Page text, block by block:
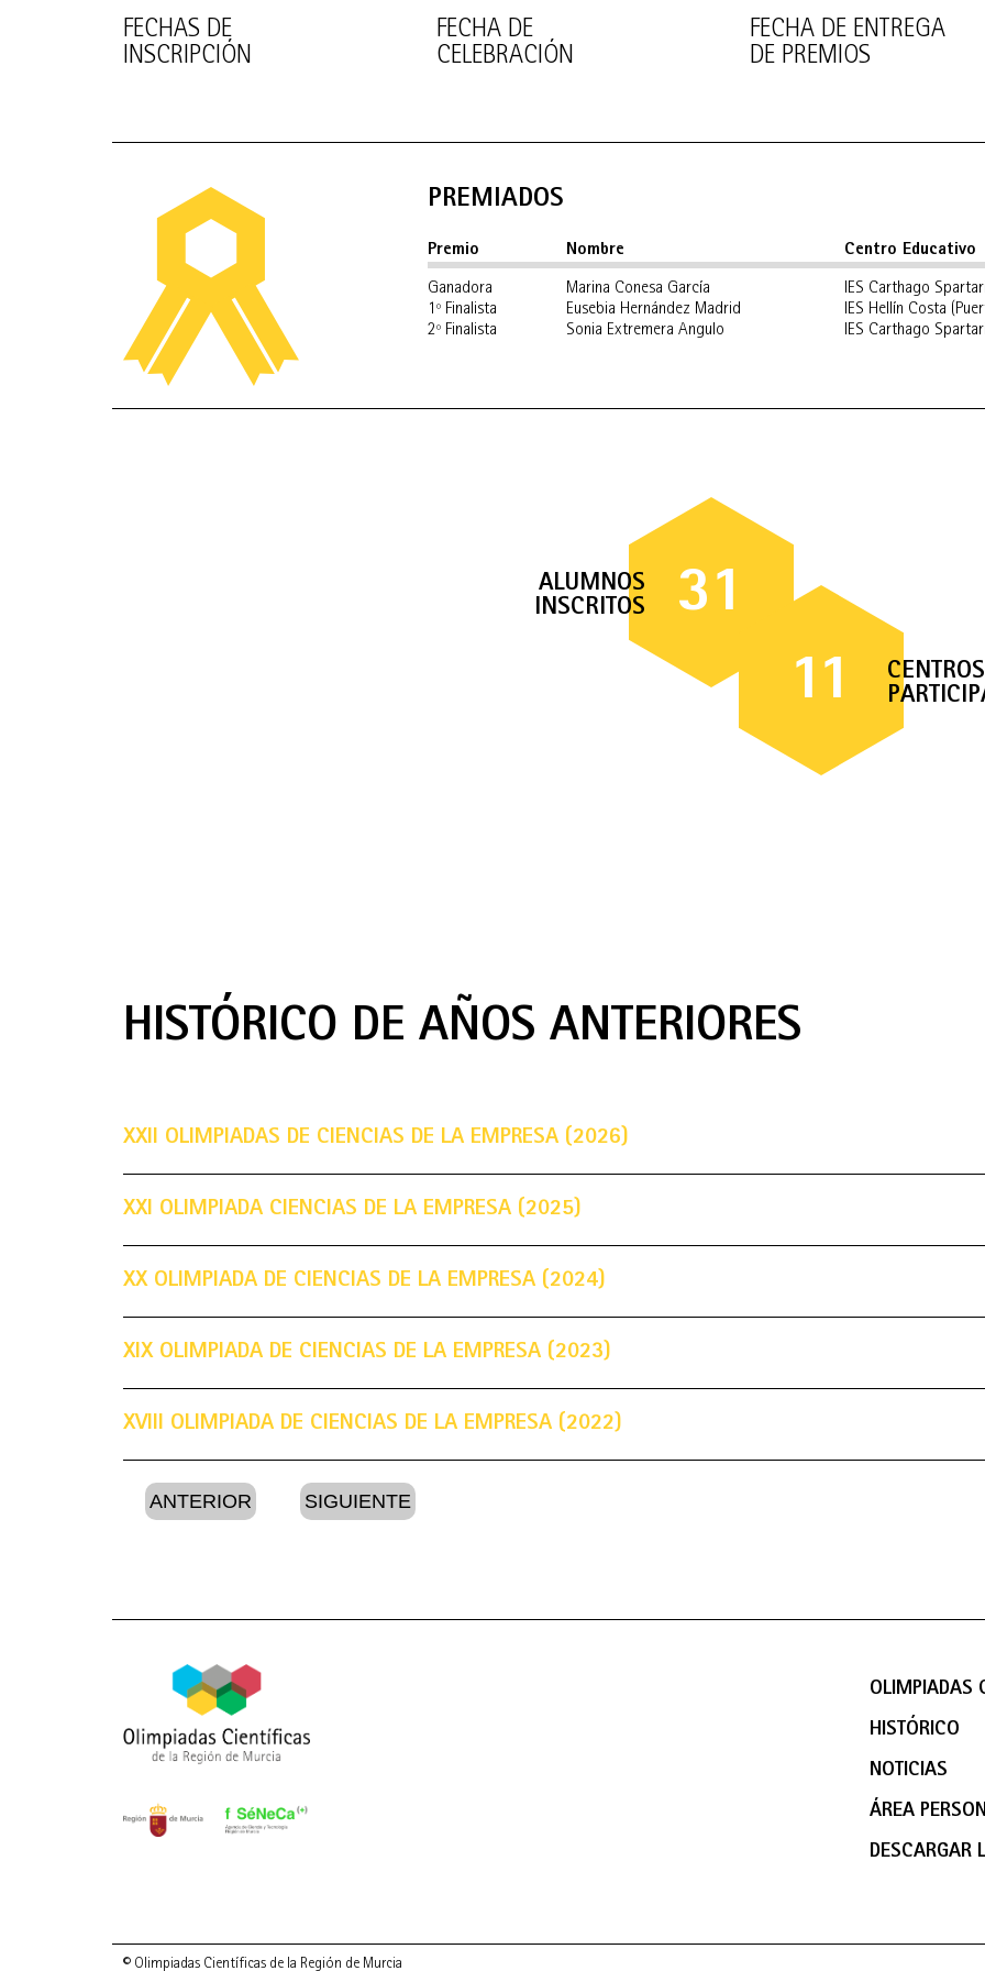
FECHAS DE
INSCRIPCIÓN
FECHA DE
CELEBRACIÓN
FECHA DE ENTREGA
DE PREMIOS
PREMIADOS
Premio Nombre Centro Educativo
Ganadora Marina Conesa García
IES Carthago
1º Finalista
Eusebia Hernández Madrid
IES Hellín Costa
2º Finalista
Sonia Extremera Angulo IES Carthago
31
ALUMNOS
INSCRITOS
11
CENTROS
HISTÓRICO DE AÑOS ANTERIORES
XXII OLIMPIADAS DE CIENCIAS DE LA EMPRESA (2026)
XXI OLIMPIADA CIENCIAS DE LA EMPRESA (2025)
XX OLIMPIADA DE CIENCIAS DE LA EMPRESA (2024)
XIX OLIMPIADA DE CIENCIAS DE LA EMPRESA (2023)
XVIII OLIMPIADA DE CIENCIAS DE LA EMPRESA (2022)
ANTERIOR SIGUIENTE
OLIMPIADAS
HISTÓRICO
NOTICIAS
ÁREA
DESCARGAR
© Olimpiadas Científicas de la Región de Murcia